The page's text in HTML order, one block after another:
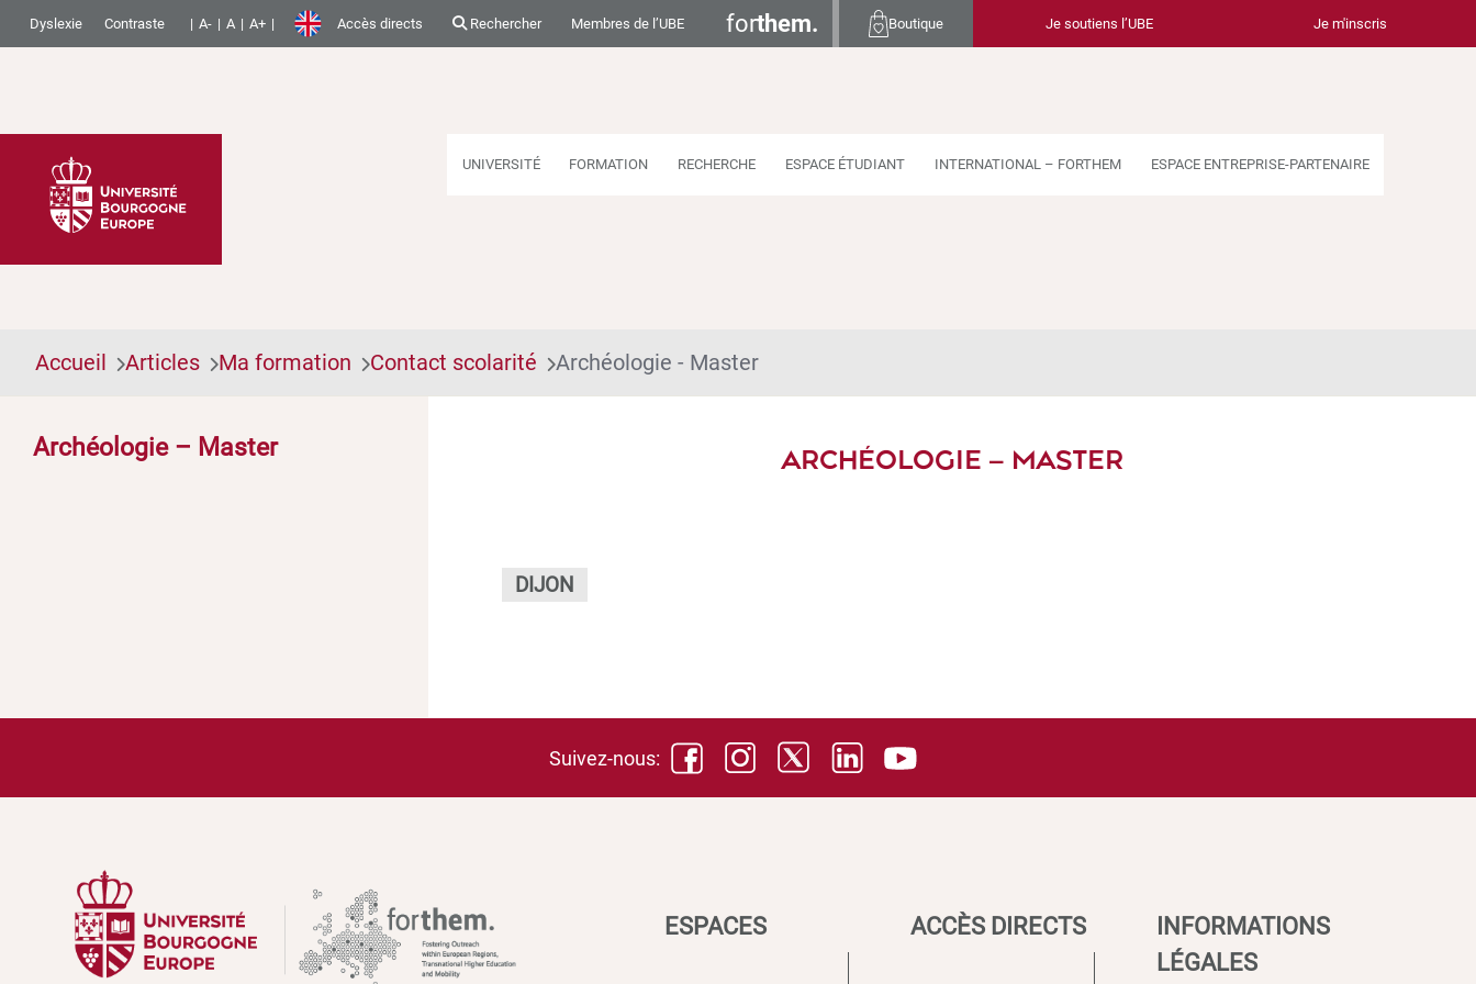
Dyslexie Contraste A- A A+ Accès directs Rechercher Membres de l’UBE forthem. Boutique Je soutiens l’UBE Je m'inscris
UNIVERSITÉ FORMATION RECHERCHE ESPACE ÉTUDIANT INTERNATIONAL – FORTHEM ESPACE ENTREPRISE-PARTENAIRE
Accueil Articles Ma formation Contact scolarité Archéologie - Master
Archéologie – Master ARCHÉOLOGIE – MASTER
DIJON
Suivez-nous:
ESPACES ACCÈS DIRECTS
INFORMATIONS
LÉGALES